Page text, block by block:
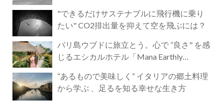
"できるだけサステナブルに飛行機に乗り
たい" CO2排出量を抑えて空を飛ぶには？
バリ島ウブドに旅立とう。心で ”良さ" を感
じるエシカルホテル「Mana Earthly
“あるもので美味しく” イタリアの郷土料理
から学ぶ 、足るを知る幸せな生き方